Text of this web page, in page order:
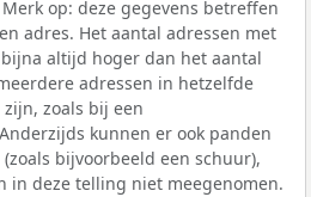
op: deze gegevens betreffen
adres. Het aantal adressen met
altijd hoger dan het aantal
adressen in hetzelfde
zoals bij een
kunnen er ook panden
bijvoorbeeld een schuur),
in deze telling niet meegenomen.